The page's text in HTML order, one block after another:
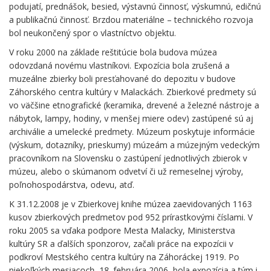
podujatí, prednášok, besied, výstavnú činnosť, výskumnú, edičnú
a publikačnú činnosť. Brzdou materiálne – technického rozvoja
bol neukončený spor o vlastníctvo objektu.
V roku 2000 na základe reštitúcie bola budova múzea
odovzdaná novému vlastníkovi. Expozícia bola zrušená a
muzeálne zbierky boli presťahované do depozitu v budove
Záhorského centra kultúry v Malackách. Zbierkové predmety sú
vo väčšine etnografické (keramika, drevené a železné nástroje a
nábytok, lampy, hodiny, v menšej miere odev) zastúpené sú aj
archiválie a umelecké predmety. Múzeum poskytuje informácie
(výskum, dotazníky, prieskumy) múzeám a múzejným vedeckým
pracovníkom na Slovensku o zastúpení jednotlivých zbierok v
múzeu, alebo o skúmanom odvetví či už remeselnej výroby,
poľnohospodárstva, odevu, atď.
K 31.12.2008 je v Zbierkovej knihe múzea zaevidovaných 1163
kusov zbierkových predmetov pod 952 prírastkovými číslami. V
roku 2005 sa vďaka podpore Mesta Malacky, Ministerstva
kultúry SR a ďalších sponzorov, začali práce na expozícii v
podkroví Mestského centra kultúry na Záhoráckej 1919. Po